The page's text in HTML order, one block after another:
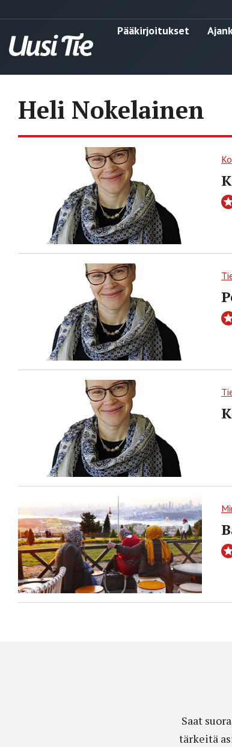
Pääkirjoitukset
Heli Nokelainen
Saat
tärkeitä